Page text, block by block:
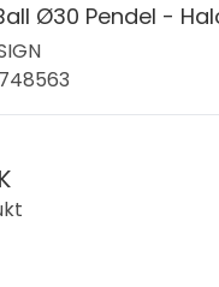
Ø30 Pendel -